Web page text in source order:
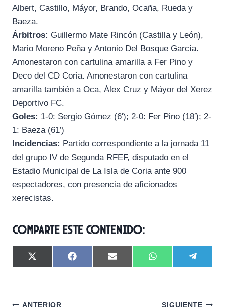
Albert, Castillo, Máyor, Brando, Ocaña, Rueda y
Baeza.
Árbitros: Guillermo Mate Rincón (Castilla y León),
Mario Moreno Peña y Antonio Del Bosque García.
Amonestaron con cartulina amarilla a Fer Pino y
Deco del CD Coria. Amonestaron con cartulina
amarilla también a Oca, Álex Cruz y Máyor del Xerez
Deportivo FC.
Goles: 1-0: Sergio Gómez (6′); 2-0: Fer Pino (18′); 2-
1: Baeza (61′)
Incidencias: Partido correspondiente a la jornada 11
del grupo IV de Segunda RFEF, disputado en el
Estadio Municipal de La Isla de Coria ante 900
espectadores, con presencia de aficionados
xerecistas.
Comparte este contenido:
C
o
r
X
(
t
C
o
F
a
C
o
E
m
C
o
W
h
A
C
o
r
e
r
ANTERIOR SIGUIENTE